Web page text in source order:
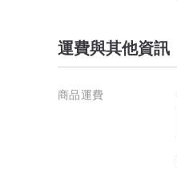
運費與其他資訊
商品運費